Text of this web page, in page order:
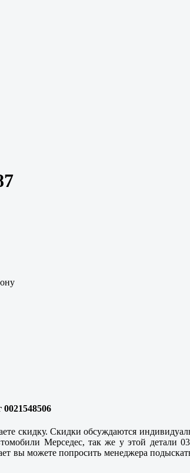
скидку. Скидки обсуждаются
Мерседес, так же у этой детали
вы можете попросить менеджера